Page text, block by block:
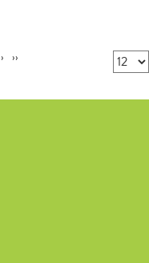
› ››